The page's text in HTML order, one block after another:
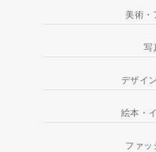
美術・
写
デザイ
絵本・
ファッ